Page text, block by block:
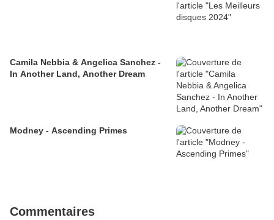
Camila Nebbia & Angelica Sanchez -
In Another Land, Another Dream
Modney - Ascending Primes
Commentaires